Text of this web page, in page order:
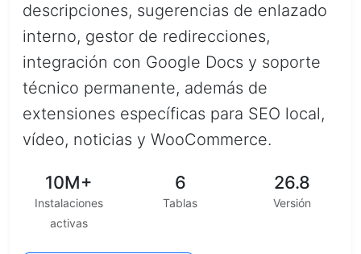
descripciones, sugerencias de enlazado
interno, gestor de redirecciones,
integración con Google Docs y soporte
técnico permanente, además de
extensiones específicas para SEO local,
vídeo, noticias y WooCommerce.
10M+
Instalaciones
activas
6
Tablas
26.8
Versión